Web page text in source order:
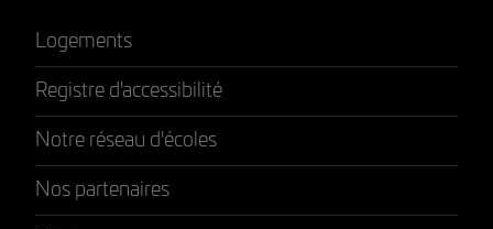
Logements
Registre d'accessibilité
Notre réseau d'écoles
Nos partenaires